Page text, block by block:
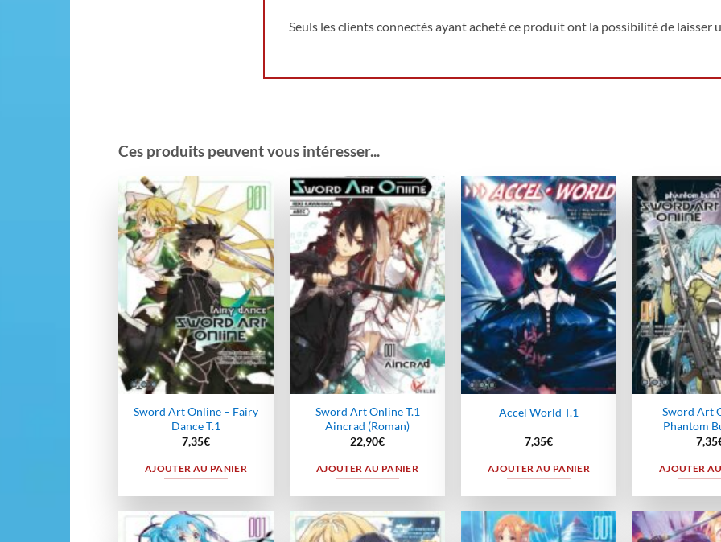
Seuls les clients connectés ayant acheté ce produit ont la possibilité de laisser
Ces produits peuvent vous intéresser...
Ajouter
à la
wishlist
Sword Art Online – Fairy
Dance T.1
7,35€
AJOUTER AU PANIER
Ajouter
à la
wishlist
Sword Art Online T.1
Aincrad (Roman)
22,90€
AJOUTER AU PANIER
Ajouter
à la
wishlist
Accel World T.1
7,35€
AJOUTER AU PANIER
Sword Art
Phantom
7,35
AJOUTER